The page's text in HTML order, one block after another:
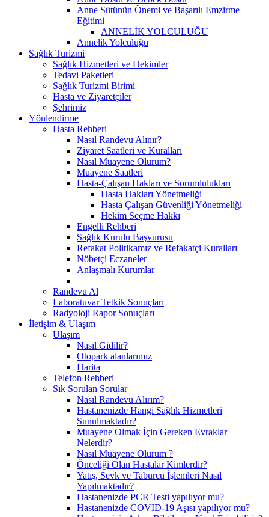
Anne Sütünün Önemi ve Başarılı Emzirme
Eğitimi
ANNELİK YOLCULUĞU
Annelik Yolculuğu
Sağlık Turizmi
Sağlık Hizmetleri ve Hekimler
Tedavi Paketleri
Sağlık Turizmi Birimi
Hasta ve Ziyaretçiler
Şehrimiz
Yönlendirme
Hasta Rehberi
Nasıl Randevu Alınır?
Ziyaret Saatleri ve Kuralları
Nasıl Muayene Olurum?
Muayene Saatleri
Hasta-Çalışan Hakları ve Sorumlulukları
Hasta Hakları Yönetmeliği
Hasta Çalışan Güvenliği Yönetmeliği
Hekim Seçme Hakkı
Engelli Rehberi
Sağlık Kurulu Başvurusu
Refakat Politikamız ve Refakatçi Kuralları
Nöbetçi Eczaneler
Anlaşmalı Kurumlar
Randevu Al
Laboratuvar Tetkik Sonuçları
Radyoloji Rapor Sonuçları
İletişim & Ulaşım
Ulaşım
Nasıl Gidilir?
Otopark alanlarımız
Harita
Telefon Rehberi
Sık Sorulan Sorular
Nasıl Randevu Alırım?
Hastanenizde Hangi Sağlık Hizmetleri
Sunulmaktadır?
Muayene Olmak İçin Gereken Evraklar
Nelerdir?
Nasıl Muayene Olurum ?
Önceliği Olan Hastalar Kimlerdir?
Yatış, Sevk ve Taburcu İşlemleri Nasıl
Yapılmaktadır?
Hastanenizde PCR Testi yapılıyor mu?
Hastanenizde COVID-19 Aşısı yapılıyor mu?